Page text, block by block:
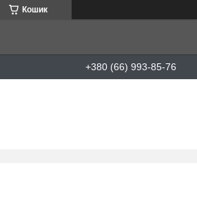
Кошик
+380 (66) 993-85-76